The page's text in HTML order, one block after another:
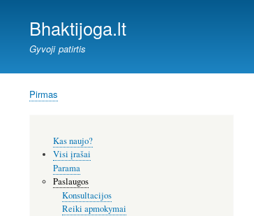
Bhaktijoga.lt
Gyvoji patirtis
Kelias
Pirmas
meniu
Kas naujo?
Visi įrašai
Parama
Paslaugos
Konsultacijos
Reiki apmokymai